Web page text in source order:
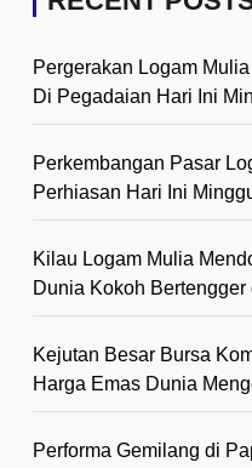
Pergerakan Logam
Di Pegadaian Hari Ini
Perkembangan Pasar
Perhiasan Hari Ini
Kilau Logam Mulia
Dunia Kokoh
Kejutan Besar Bursa
Harga Emas Dunia
Performa Gemilang di